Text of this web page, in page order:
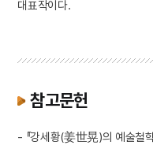
대표작이다.
참고문헌
- 『강세황(姜世晃)의 예술철